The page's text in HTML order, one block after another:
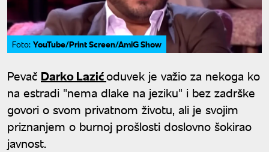
Foto: YouTube/Print Screen/AmiG Show
Pevač Darko Lazićoduvek je važio za nekoga ko
na estradi "nema dlake na jeziku" i bez zadrške
govori o svom privatnom životu, ali je svojim
priznanjem o burnoj prošlosti doslovno šokirao
javnost.